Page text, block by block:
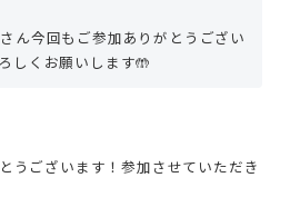
ん今回もご参加ありがとうござい
しくお願いします🤲
うございます！参加させていただき